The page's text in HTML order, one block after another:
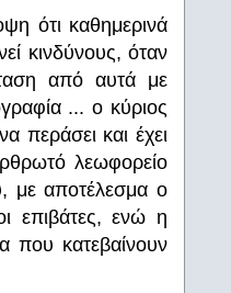
ότι καθημερινά
κινδύνους, όταν
από αυτά με
... ο κύριος
περάσει και έχει
λεωφορείο
με αποτέλεσμα ο
επιβάτες, ενώ η
που κατεβαίνουν